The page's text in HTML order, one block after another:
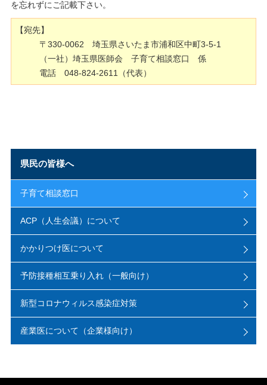
を忘れずにご記載下さい。
【宛先】
〒330-0062 埼玉県さいたま市浦和区中町3-5-1
（一社）埼玉県医師会 子育て相談窓口 係
電話 048-824-2611（代表）
県民の皆様へ
子育て相談窓口
ACP（人生会議）について
かかりつけ医について
予防接種相互乗り入れ（一般向け）
新型コロナウィルス感染症対策
産業医について（企業様向け）